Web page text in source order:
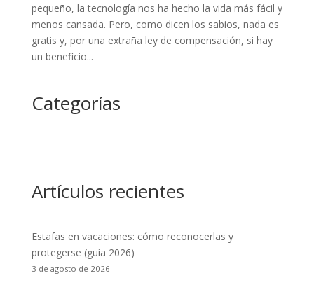
pequeño, la tecnología nos ha hecho la vida más fácil y
menos cansada. Pero, como dicen los sabios, nada es
gratis y, por una extraña ley de compensación, si hay
un beneficio...
Categorías
Artículos recientes
Estafas en vacaciones: cómo reconocerlas y
protegerse (guía 2026)
3 de agosto de 2026